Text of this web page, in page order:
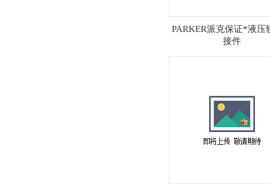
PARKER派克保证*液压
接件